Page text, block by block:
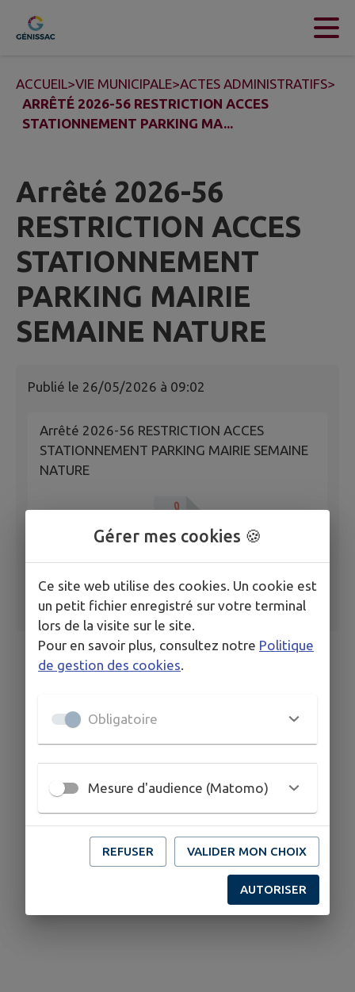
Contenu
ACCUEIL>VIE MUNICIPALE>ACTES ADMINISTRATIFS>
ARRÊTÉ 2026-56 RESTRICTION ACCES
STATIONNEMENT PARKING MA...
Arrêté 2026-56
RESTRICTION ACCES
STATIONNEMENT
PARKING MAIRIE
SEMAINE NATURE
Publié le 26/05/2026 à 09:02
Arrêté 2026-56 RESTRICTION ACCES
STATIONNEMENT PARKING MAIRIE SEMAINE
NATURE
Gérer mes cookies 🍪
Ce site web utilise des cookies. Un cookie est
un petit fichier enregistré sur votre terminal
lors de la visite sur le site.
Pour en savoir plus, consultez notre Politique
de gestion des cookies
Obligatoire
Mesure d'audience (Matomo)
REFUSER VALIDER MON CHOIX
AUTORISER